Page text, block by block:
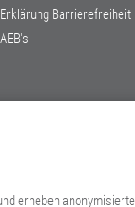
Erklärung Barrierefreiheit
AEB's